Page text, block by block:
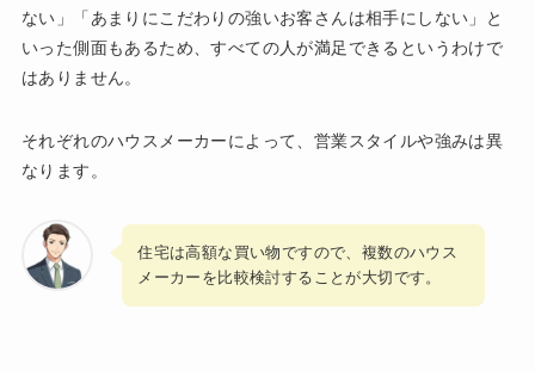
ない」「あまりにこだわりの強いお客さんは相手にしない」と
いった側面もあるため、すべての人が満足できるというわけで
はありません。
それぞれのハウスメーカーによって、営業スタイルや強みは異
なります。
住宅は高額な買い物ですので、複数のハウス
メーカーを比較検討することが大切です。